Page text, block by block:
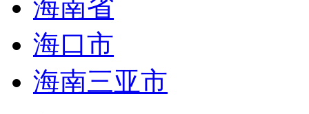
海南省
海口市
海南三亚市